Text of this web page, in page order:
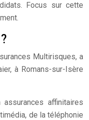
Focus sur cette
Multirisques, a
à Romans-sur-Isère
affinitaires
de la téléphonie